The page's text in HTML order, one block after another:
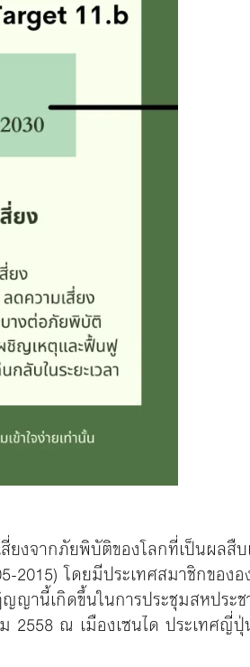
ยงจากภัยพิบัติของโลกที่เป็นผลสื
โดยมีประเทศสมาชิกของอ
านี้เกิดขึ้นในการประชุมสหประ
ณ เมืองเซนได ประเทศญี่